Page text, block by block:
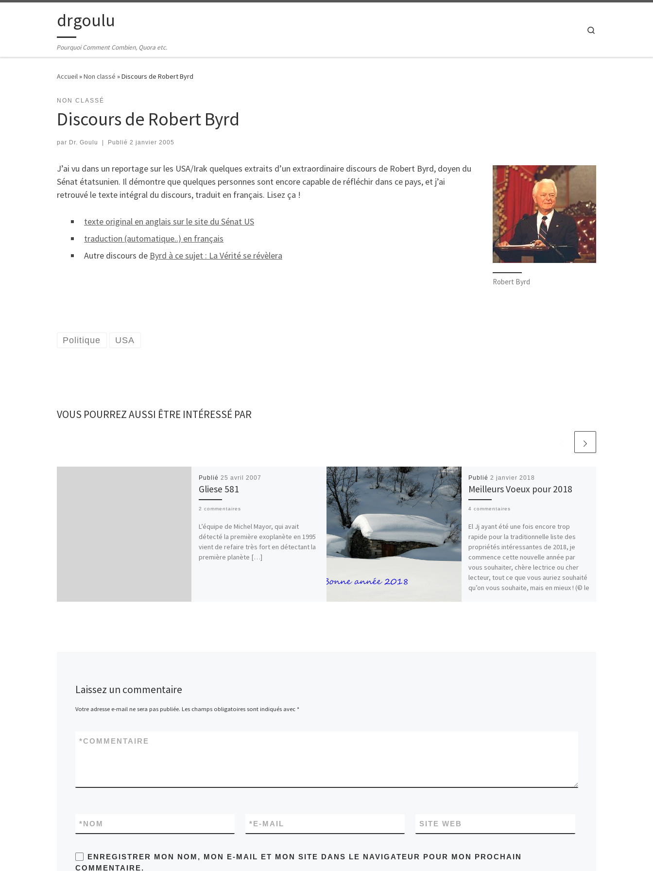
Passer au contenudrgoulu
Pourquoi Comment Combien, Quora etc.
Accueil»Non classé »Discours de Robert Byrd
NON CLASSÉ
Discours de Robert Byrd
par Dr. Goulu Publié 2 janvier 2005
Robert Byrd
J’ai vu dans un reportage sur les USA/Irak quelques extraits d’un extraordinaire discours de Robert Byrd, doyen du
Sénat étatsunien. Il démontre que quelques personnes sont encore capable de réfléchir dans ce pays, et j’ai
retrouvé le texte intégral du discours, traduit en français. Lisez ça !
texte original en anglais sur le site du Sénat US
traduction (automatique..) en français
Autre discours de Byrd à ce sujet : La Vérité se révèlera
Politique USA
VOUS POURREZ AUSSI ÊTRE INTÉRESSÉ PAR
Publié 25 avril 2007
Gliese 581
2 commentaires
L’équipe de Michel Mayor, qui avait
détecté la première exoplanète en 1995
vient de refaire très fort en détectant la
première planète […]
Publié 2 janvier 2018
Meilleurs Voeux pour 2018
4 commentaires
El Jj ayant été une fois encore trop
rapide pour la traditionnelle liste des
propriétés intéressantes de 2018, je
commence cette nouvelle année par
vous souhaiter, chère lectrice ou cher
lecteur, tout ce que vous auriez souhaité
qu’on vous souhaite, mais en mieux ! (© le
Laissez un commentaire
Votre adresse e-mail ne sera pas publiée. Les champs obligatoires sont indiqués avec *
COMMENTAIRE
*
NOM
* E-MAIL
* SITE WEB
ENREGISTRER MON NOM, MON E-MAIL ET MON SITE DANS LE NAVIGATEUR POUR MON PROCHAIN
COMMENTAIRE.